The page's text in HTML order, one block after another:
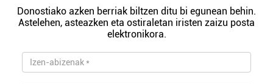
Donostiako azken berriak biltzen ditu bi egunean behin.
Astelehen, asteazken eta ostiraletan iristen zaizu posta
elektronikora.